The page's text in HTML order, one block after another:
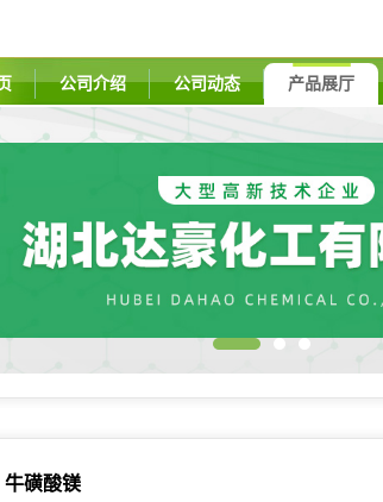
公司介绍 公司动态 产品展厅
牛磺酸镁